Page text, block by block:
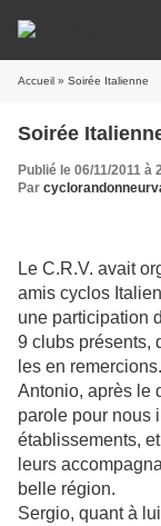
Accueil » Soirée Italienne
Soirée
Publié le 06/11/2011 à
Par
Le C.R.V. avait
amis cyclos
une participation
9 clubs présents,
les en remercions.
Antonio, après le
parole pour nous
établissements,
leurs
belle région.
Sergio, quant à